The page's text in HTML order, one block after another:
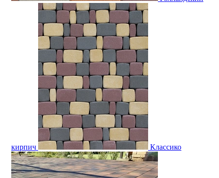
кирпич Классико